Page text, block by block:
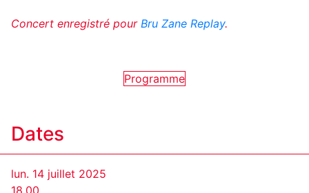
Concert enregistré pour Bru Zane Replay.
Programme
Dates
lun. 14 juillet 2025
18.00